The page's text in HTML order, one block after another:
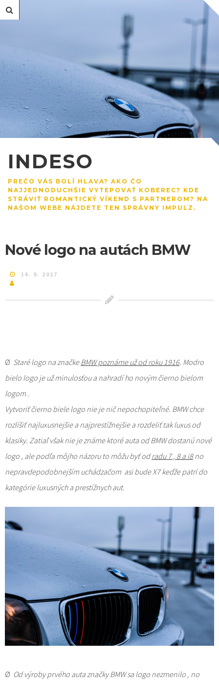
INDESO
PREČO VÁS BOLÍ HLAVA? AKO ČO
NAJJEDNODUCHŠIE VYTEPOVAŤ KOBEREC? KDE
STRÁVIŤ ROMANTICKÝ VÍKEND S PARTNEROM? NA
NAŠOM WEBE NÁJDETE TEN SPRÁVNY IMPULZ.
Nové logo na autách BMW
14. 9. 2017
Ø Staré logo na značke BMW poznáme už od roku 1916. Modro
bielo logo je už minulosťou a nahradí ho novým čierno bielom
logom .
Vytvoriť čierno biele logo nie je nič nepochopiteľné. BMW chce
rozlíšiť najluxusnejšie a najprestížnejšie a rozdeliť tak luxus od
klasiky. Zatiaľ však nie je známe ktoré auta od BMW dostanú nové
logo , ale podľa môjho názoru to môžu byť odradu 7 , 8 a i8no
nepravdepodobnejším uchádzačom asi bude X7 keďže patrí do
kategórie luxusných a prestížnych aut.
Ø Od výroby prvého auta značky BMW sa logo nezmenilo , no